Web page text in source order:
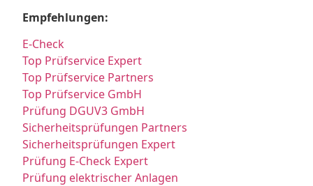
Empfehlungen:
E-Check
Top Prüfservice Expert
Top Prüfservice Partners
Top Prüfservice GmbH
Prüfung DGUV3 GmbH
Sicherheitsprüfungen Partners
Sicherheitsprüfungen Expert
Prüfung E-Check Expert
Prüfung elektrischer Anlagen